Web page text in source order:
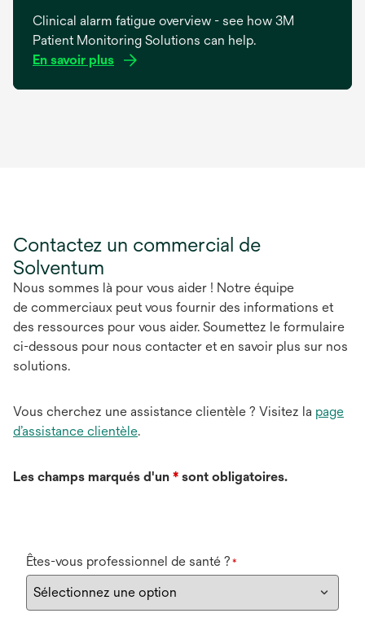
Clinical alarm fatigue overview - see how 3M
Patient Monitoring Solutions can help.
En savoir plus
Contactez un commercial de
Solventum
Nous sommes là pour vous aider ! Notre équipe
de commerciaux peut vous fournir des informations et
des ressources pour vous aider. Soumettez le formulaire
ci-dessous pour nous contacter et en savoir plus sur nos
solutions.
Vous cherchez une assistance clientèle ? Visitez la page
d’assistance clientèle.
Les champs marqués d'un * sont obligatoires.
Êtes-vous professionnel de santé ? *